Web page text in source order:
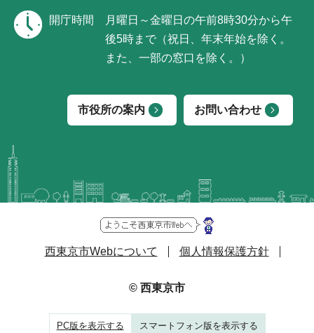
開庁時間
月曜日～金曜日の午前8時30分から午
後5時まで（祝日、年末年始を除く。
また、一部の窓口を除く。）
市役所の案内 お問い合わせ
西東京市Webについて 個人情報保護方針
© 西東京市
PC版を表示する スマートフォン版を表示する